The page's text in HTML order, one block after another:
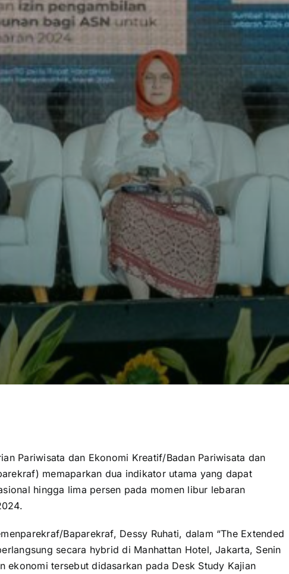
Pariwisata dan Ekonomi Kreatif/Badan Pariwisata dan
memaparkan dua indikator utama yang dapat
hingga lima persen pada momen libur lebaran
Baparekraf, Dessy Ruhati, dalam “The Extended
secara hybrid di Manhattan Hotel, Jakarta, Senin
ekonomi tersebut didasarkan pada Desk Study Kajian